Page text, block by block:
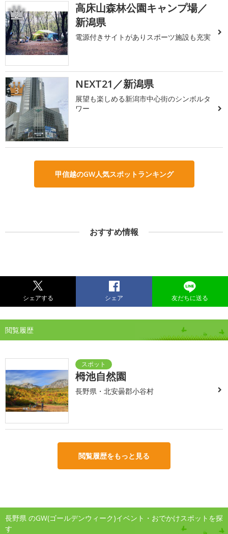
2
高床山森林公園キャンプ場／
新潟県
電源付きサイトがありスポーツ施設も充実
3 NEXT21／新潟県
展望も楽しめる新潟市中心街のシンボルタ
ワー
甲信越のGW人気スポットランキング
おすすめ情報
シェアする シェア 友だちに送る
閲覧履歴
栂池自然園
長野県・北安曇郡小谷村
閲覧履歴をもっと見る
長野県 のGW(ゴールデンウィーク)イベント・おでかけスポットを探
す